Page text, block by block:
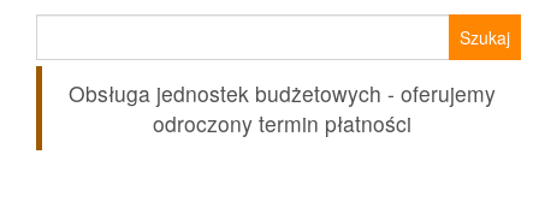
Obsługa jednostek budżetowych - oferujemy
odroczony termin płatności